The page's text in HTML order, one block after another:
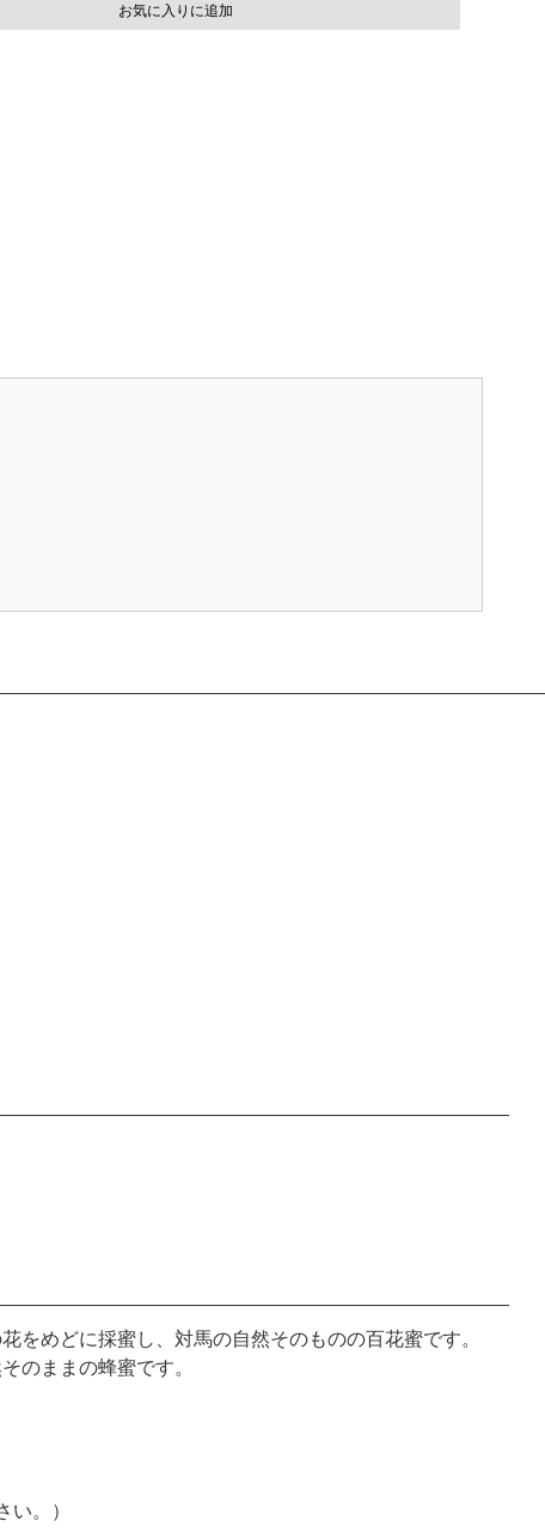
お気に入りに追加
をめどに採蜜し、対馬の自然そのものの百花蜜です。
のままの蜂蜜です。
い。）